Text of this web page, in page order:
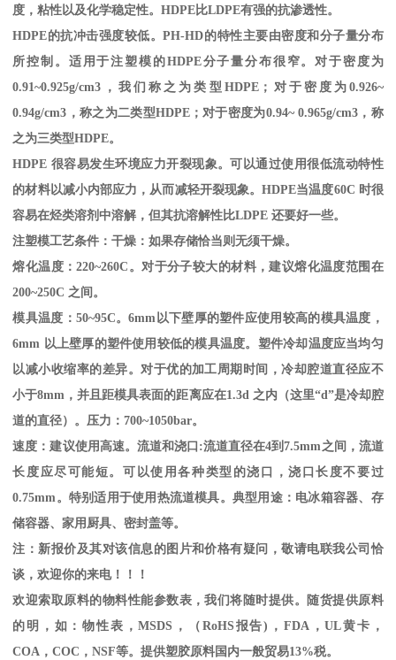
度，粘性以及化学稳定性。HDPE 比LDPE有强的抗渗透性。
HDPE的抗冲击强度较低。PH-HD的特性主要由密度和分子量分布
所控制。适用于注塑模的HDPE分子量分布很窄。对于密度为
0.91~0.925g/cm3 ，我们称之为类型 HDPE；对于密度为 0.926~
0.94g/cm3 ，称之为二类型HDPE；对于密度为0.94~ 0.965g/cm3 ，称
之为三类型HDPE。
HDPE 很容易发生环境应力开裂现象。可以通过使用很低流动特性
的材料以减小内部应力，从而减轻开裂现象。HDPE当温度60C 时很
容易在烃类溶剂中溶解，但其抗溶解性比LDPE还要好一些。
注塑模工艺条件：干燥：如果存储恰当则无须干燥。
熔化温度：220~260C 。对于分子较大的材料，建议熔化温度范围在
200~250C 之间。
模具温度： 50~95C。6mm以下壁厚的塑件应使用较高的模具温度，
6mm 以上壁厚的塑件使用较低的模具温度。塑件冷却温度应当均匀
以减小收缩率的差异。对于优的加工周期时间，冷却腔道直径应不
小于8mm ，并且距模具表面的距离应在1.3d 之内（这里“d”是冷却腔
道的直径）。压力：700~1050bar。
速度：建议使用高速。流道和浇口 :流道直径在4到7.5mm之间，流道
长度应尽可能短。可以使用各种类型的浇口，浇口长度不要过
0.75mm。特别适用于使用热流道模具。典型用途：电冰箱容器、存
储容器、家用厨具、密封盖等。
注：新报价及其对该信息的图片和价格有疑问，敬请电联我公司恰
谈，欢迎你的来电！！！
欢迎索取原料的物料性能参数表，我们将随时提供。随货提供原料
的明，如：物性表，MSDS ， （ RoHS 报告) ， FDA，UL黄卡，
COA ，COC ，NSF等。提供塑胶原料国内一般贸易13%税。